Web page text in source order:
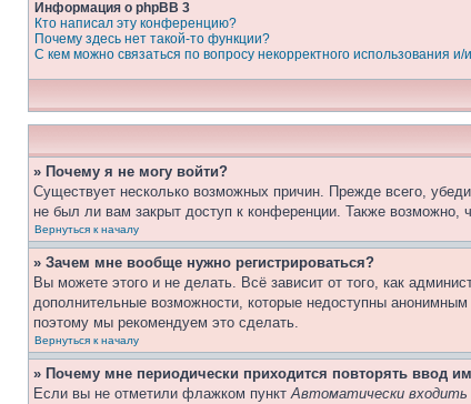
Информация о phpBB 3
Кто написал эту конференцию?
Почему здесь нет такой-то функции?
С кем можно связаться по вопросу некорректного использования
» Почему я не могу войти?
Существует несколько возможных причин. Прежде всего,
не был ли вам закрыт доступ к конференции. Также возможно,
Вернуться к началу
» Зачем мне вообще нужно регистрироваться?
Вы можете этого и не делать. Всё зависит от того, как
дополнительные возможности, которые недоступны
поэтому мы рекомендуем это сделать.
Вернуться к началу
» Почему мне периодически приходится повторять ввод
Если вы не отметили флажком пунктАвтоматически входить